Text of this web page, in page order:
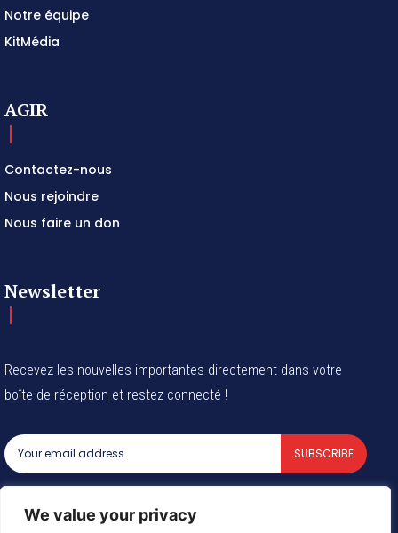
We value your privacy
Notre équipe
KitMédia
AGIR
Contactez-nous
Nous rejoindre
Nous faire un don
Newsletter
Recevez les nouvelles importantes directement dans votre
boîte de réception et restez connecté !
SUBSCRIBE